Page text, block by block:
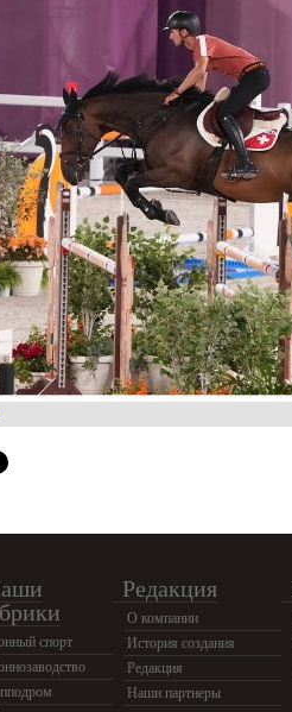
спорт
Редакция
О компании
История создания
Редакция
Наши партнеры